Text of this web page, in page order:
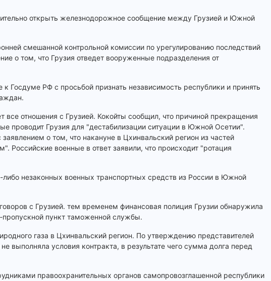
открыть железнодорожное сообщение между Грузией и Южной
смешанной контрольной комиссии по урегулированию последствий
о том, что Грузия отведет вооруженные подразделения от
Госдуме РФ с просьбой признать независимость республики и принять
все отношения с Грузией. Кокойты сообщил, что причиной прекращения
проводит Грузия для "дестабилизации ситуации в Южной Осетии".
о том, что накануне в Цхинвальский регион из частей
военные в ответ заявили, что происходит "ротация
незаконных военных транспортных средств из России в Южной
с Грузией. тем временем финансовая полиция Грузии обнаружила
пропускной пункт таможенной службы.
газа в Цхинвальский регион. По утверждению представителей
выполняла условия контракта, в результате чего сумма долга перед
правоохранительных органов самопровозглашенной республики